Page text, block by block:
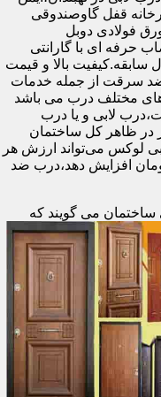
قفل گاوصندوقی
وارداتی،ورق فولادی دوبل
حرفه ای با گارانتی
2 ساعته.بیش از 9 سال سابقه.کیفیت بالا و قیمت
ضد سرقت از جمله خدمات
های مختلف درب می باشد
لابی و یا درب
در ظاهر کل ساختمان
لوکس می‌تواند ارزش هر
را ۱۰۰ تا ۵۰۰ هزار تومان افزایش دهد،درب ضد
می گویند که